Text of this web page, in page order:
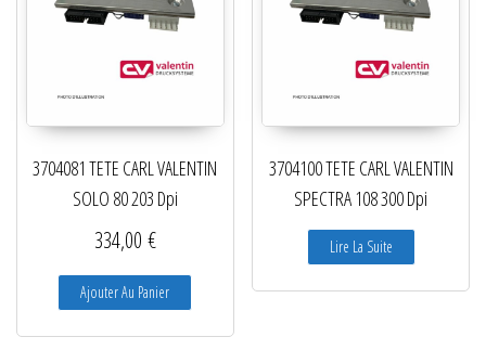
3704081 TETE CARL VALENTIN
SOLO 80 203 Dpi
334,00 €
Ajouter Au Panier
3704100 TETE CARL VALENTIN
SPECTRA 108 300 Dpi
Lire La Suite